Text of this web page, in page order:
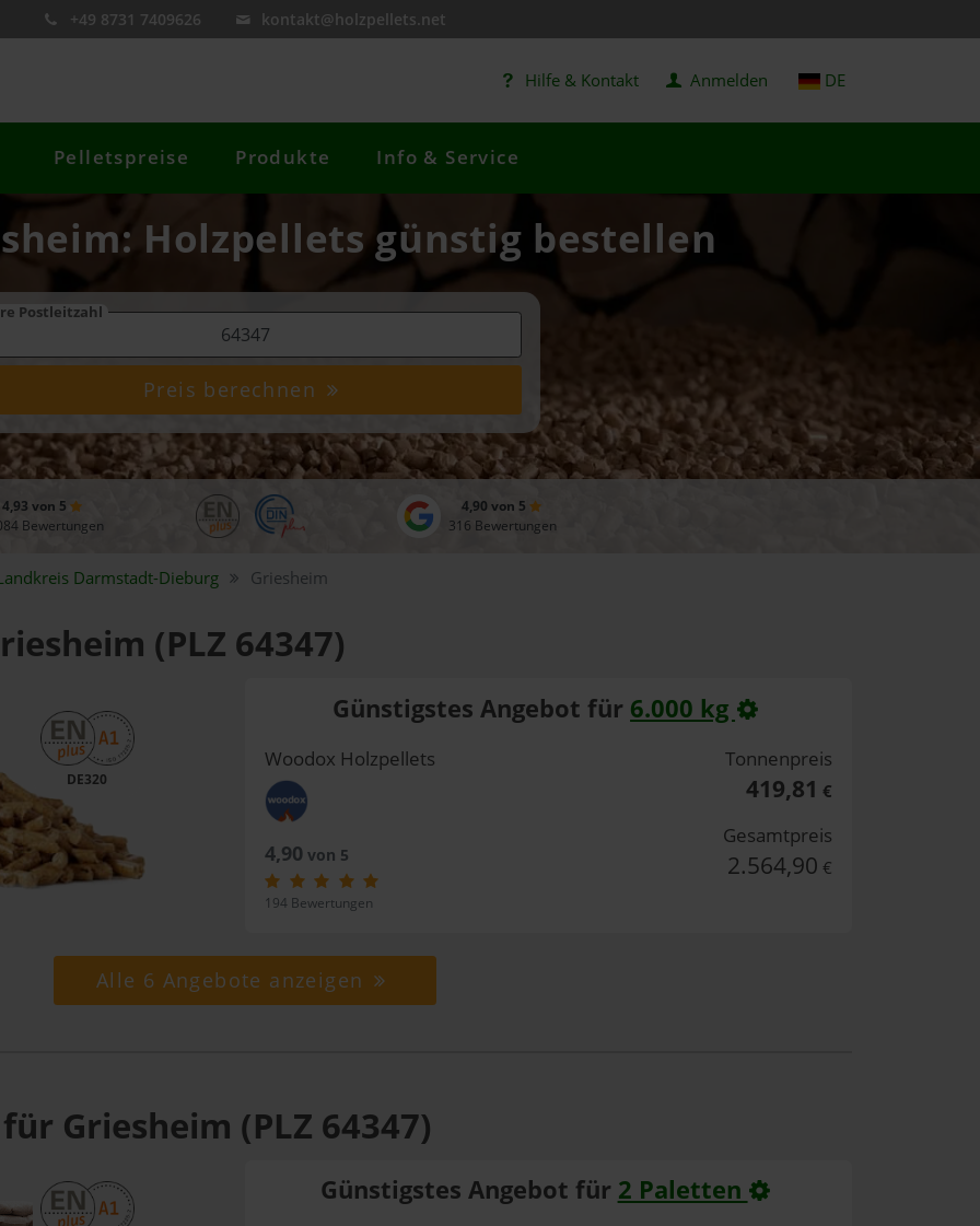
+49 8731 7409626 kontakt@holzpellets.net
Hilfe & Kontakt Anmelden DE
Pelletspreise Produkte Info & Service
Holzpellets günstig bestellen
Postleitzahl
Preis berechnen
4,93 von 5
Bewertungen
4,90 von 5
316 Bewertungen
Darmstadt-Dieburg Griesheim
(PLZ 64347)
DE320
Günstigstes Angebot für 6.000 kg
Woodox Holzpellets
4,90 von 5
194 Bewertungen
Tonnenpreis
419,81 €
Gesamtpreis
2.564,90 €
Alle 6 Angebote anzeigen
Griesheim (PLZ 64347)
Günstigstes Angebot für 2 Paletten